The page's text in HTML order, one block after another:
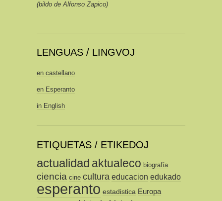
(bildo de Alfonso Zapico)
LENGUAS / LINGVOJ
en castellano
en Esperanto
in English
ETIQUETAS / ETIKEDOJ
actualidad aktualeco biografía
ciencia cine cultura educacion edukado
esperanto estadistica Europa